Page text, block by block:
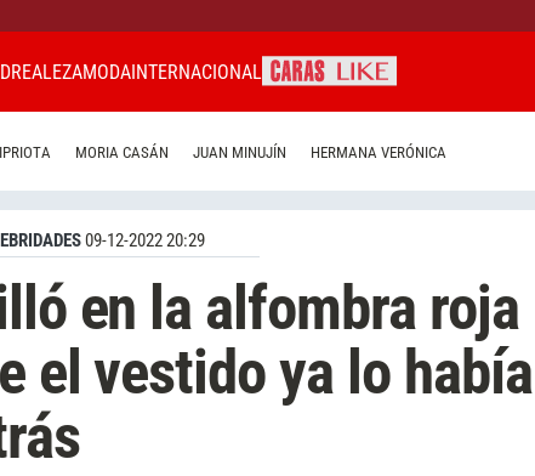
REALEZAMODAINTERNACIONAL
MORIA CASÁN JUAN MINUJÍN HERMANA VERÓNICA
09-12-2022 20:29
en la alfombra roja
el vestido ya lo había